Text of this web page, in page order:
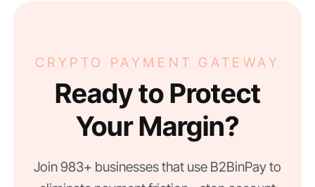
CRYPTO PAYMENT GATEWAY
Ready to Protect
Your Margin?
Join 983+ businesses that use B2BinPay to